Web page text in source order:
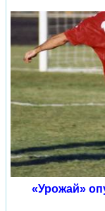
«Урожай»